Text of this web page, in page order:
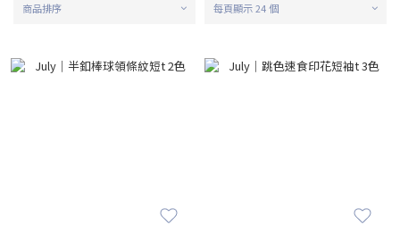
商品排序 每頁顯示 24 個